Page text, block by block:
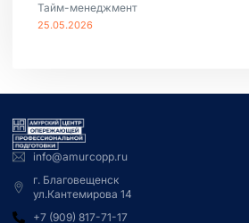
Тайм-менеджмент
25.05.2026
info@amurcopp.ru
г. Благовещенск
ул.Кантемирова 14
+7 (909) 817-71-17